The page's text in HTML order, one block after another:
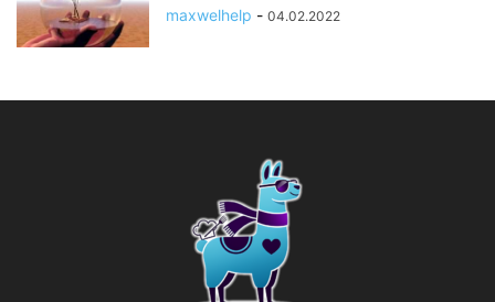
maxwelhelp - 04.02.2022